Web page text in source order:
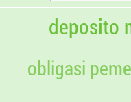
deposito
obligasi